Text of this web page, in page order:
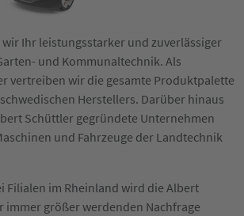
wir Ihr leistungsstarker und zuverlässiger
und Kommunaltechnik. Als
vertreiben wir die gesamte Produktpalette
Herstellers. Darüber hinaus
Schüttler gegründete Unternehmen
und Fahrzeuge der Landtechnik
Filialen im Rheinland wird die Albert
immer größer werdenden Nachfrage